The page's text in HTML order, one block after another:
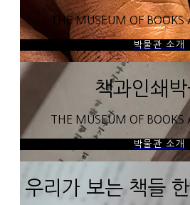
THE MUSEUM OF BOOKS
박물관 소개
책과인쇄
THE MUSEUM OF BOOKS
박물관 소개
우리가 보는 책들